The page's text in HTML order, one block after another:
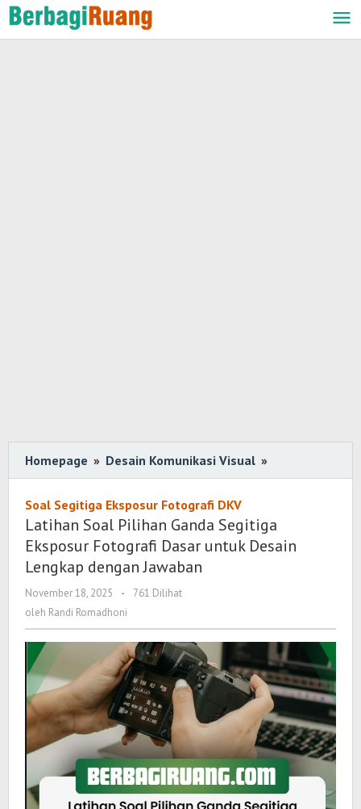
Lewati
ke
Homepage » Desain Komunikasi Visual »
Soal
Ganda
Segitiga
Desain
Lengkap
dengan
Jawaban
Soal Segitiga Eksposur Fotografi DKV
Latihan Soal Pilihan Ganda Segitiga
Eksposur Fotografi Dasar untuk Desain
Lengkap dengan Jawaban
November 18, 2025
oleh
Randi
-
761 Dilihat
oleh Randi Romadhoni